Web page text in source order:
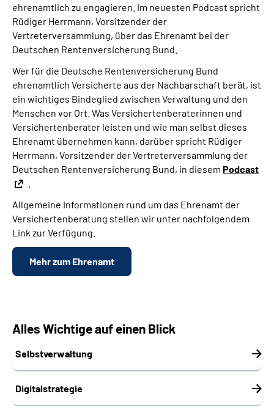
ehrenamtlich zu engagieren. Im neuesten Podcast spricht
Rüdiger Herrmann, Vorsitzender der
Vertreterversammlung, über das Ehrenamt bei der
Deutschen Rentenversicherung Bund.
Wer für die Deutsche Rentenversicherung Bund
ehrenamtlich Versicherte aus der Nachbarschaft berät, ist
ein wichtiges Bindeglied zwischen Verwaltung und den
Menschen vor Ort. Was Versichertenberaterinnen und
Versichertenberater leisten und wie man selbst dieses
Ehrenamt übernehmen kann, darüber spricht Rüdiger
Herrmann, Vorsitzender der Vertreterversammlung der
Deutschen Rentenversicherung Bund, in diesem Podcast
Allgemeine Informationen rund um das Ehrenamt der
Versichertenberatung stellen wir unter nachfolgendem
Link zur Verfügung.
Mehr zum Ehrenamt
Alles Wichtige auf einen Blick
Selbstverwaltung
Digitalstrategie